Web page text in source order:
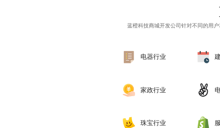
蓝橙科技商城开发公司针对不同的用
电器行业
家政行业
珠宝行业